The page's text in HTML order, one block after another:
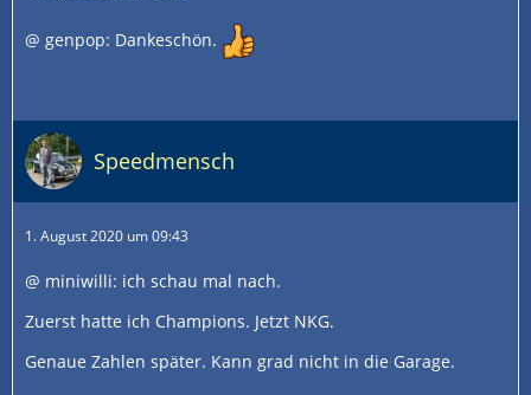
@ genpop: Dankeschön.
Speedmensch
1. August 2020 um 09:43
@ miniwilli: ich schau mal nach.
Zuerst hatte ich Champions. Jetzt NKG.
Genaue Zahlen später. Kann grad nicht in die Garage.